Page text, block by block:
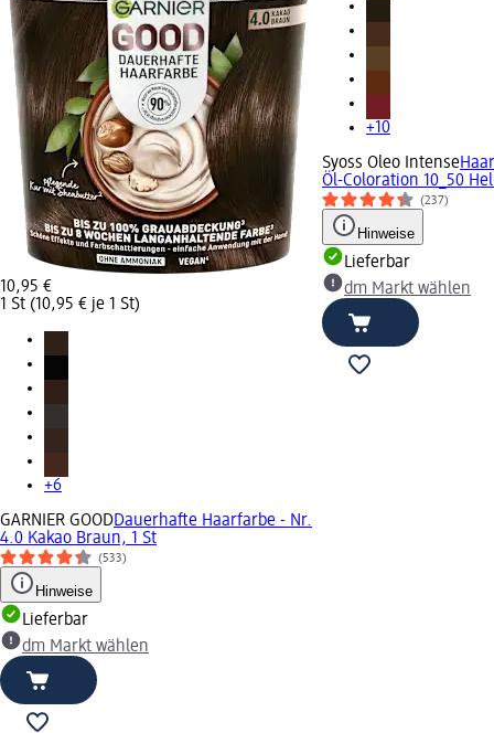
10,95 €
1 St (10,95 € je 1 St)
+6
GARNIER GOODDauerhafte Haarfarbe - Nr.
4.0 Kakao Braun, 1 St
(533)
Hinweise
Lieferbar
dm Markt wählen
+10
Syoss Oleo Intense
Öl-Coloration 10_50
(237)
Hinweise
Lieferbar
dm Markt wählen